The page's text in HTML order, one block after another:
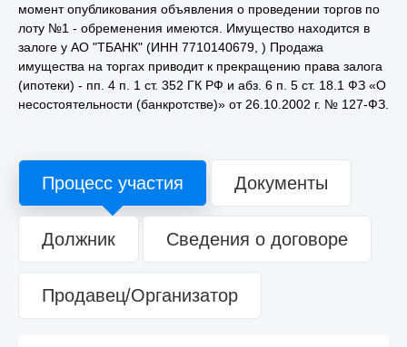
момент опубликования объявления о проведении торгов по
лоту №1 - обременения имеются. Имущество находится в
залоге у АО "ТБАНК" (ИНН 7710140679, ) Продажа
имущества на торгах приводит к прекращению права залога
(ипотеки) - пп. 4 п. 1 ст. 352 ГК РФ и абз. 6 п. 5 ст. 18.1 ФЗ «О
несостоятельности (банкротстве)» от 26.10.2002 г. № 127-ФЗ.
Процесс участия Документы
Должник Сведения о договоре
Продавец/Организатор